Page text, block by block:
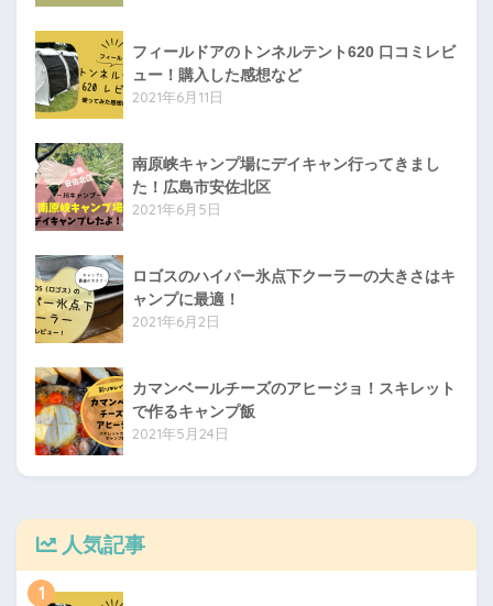
フィールドアのトンネルテント620 口コミレビ
ュー！購入した感想など
2021年6月11日
南原峡キャンプ場にデイキャン行ってきまし
た！広島市安佐北区
2021年6月5日
ロゴスのハイパー氷点下クーラーの大きさはキ
ャンプに最適！
2021年6月2日
カマンベールチーズのアヒージョ！スキレット
で作るキャンプ飯
2021年5月24日
人気記事
1